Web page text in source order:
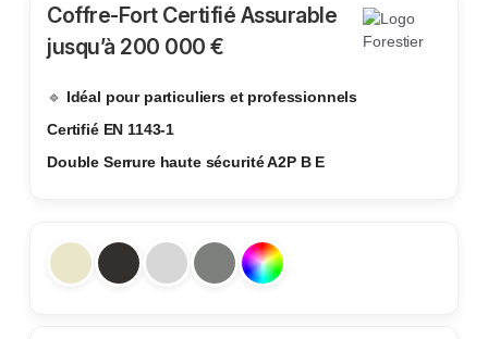
Coffre-Fort Certifié Assurable
jusqu’à 200 000 €
🔹 Idéal pour particuliers et professionnels
Certifié EN 1143-1
Double Serrure haute sécurité A2P B E